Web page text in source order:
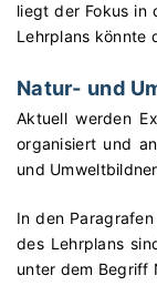
liegt der Fokus in
Lehrplans könnte
Natur- und
Aktuell werden
organisiert und
und
In den
des Lehrplans
unter dem Begriff